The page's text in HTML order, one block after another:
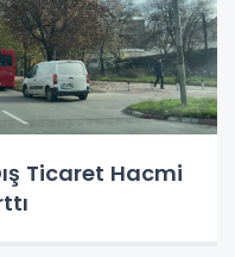
Ticaret Hacmi